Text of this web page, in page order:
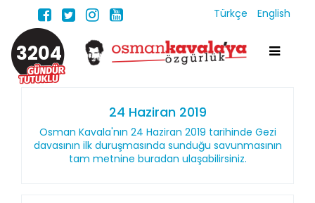
Türkçe English
3204
24 Haziran 2019
Osman Kavala'nın 24 Haziran 2019 tarihinde Gezi
davasının ilk duruşmasında sunduğu savunmasının
tam metnine buradan ulaşabilirsiniz.